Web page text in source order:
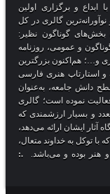
ابداع و برگزاری اولین
گالری در کل
بخش‌های گوناگون نظیر:
و عمومی، روزنامه
و…؛ هم‌اکنون بزرگترین
و استارتاپ هنری فارسی
دانش جامعه، به‌عنوان
نموده است؛ گالری
و بسیار ارزشمندی که
آثار ایشان ارائه می‌دهد،
با توکل به خداوند متعال،
هنر بوده و می‌باشد. .: